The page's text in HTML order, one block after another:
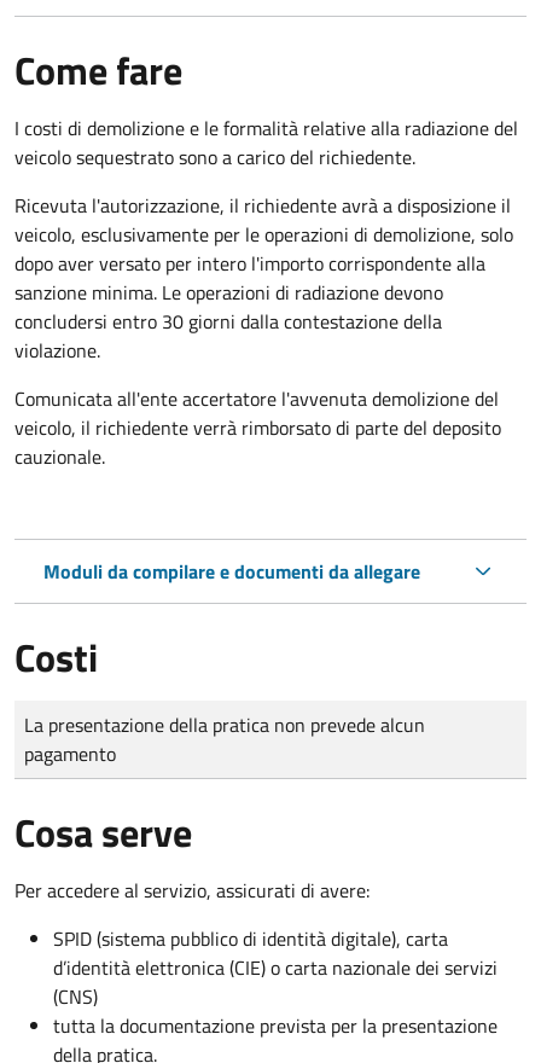
Come fare
I costi di demolizione e le formalità relative alla radiazione del
veicolo sequestrato sono a carico del richiedente.
Ricevuta l'autorizzazione, il richiedente avrà a disposizione il
veicolo, esclusivamente per le operazioni di demolizione, solo
dopo aver versato per intero l'importo corrispondente alla
sanzione minima. Le operazioni di radiazione devono
concludersi entro 30 giorni dalla contestazione della
violazione.
Comunicata all'ente accertatore l'avvenuta demolizione del
veicolo, il richiedente verrà rimborsato di parte del deposito
cauzionale.
Moduli da compilare e documenti da allegare
Costi
Tipo di pagamento
Importo
La presentazione della pratica non prevede alcun
pagamento
Cosa serve
Per accedere al servizio, assicurati di avere:
SPID (sistema pubblico di identità digitale), carta
d’identità elettronica (CIE) o carta nazionale dei servizi
(CNS)
tutta la documentazione prevista per la presentazione
della pratica.